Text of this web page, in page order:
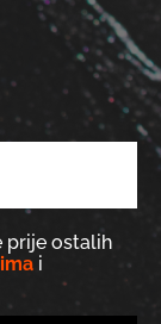
prije ostalih
i